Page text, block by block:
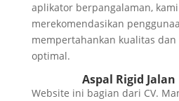
aplikator berpangalaman,
merekomendasikan
mempertahankan kualitas
optimal.
Aspal Rigid
Website ini bagian dari CV.